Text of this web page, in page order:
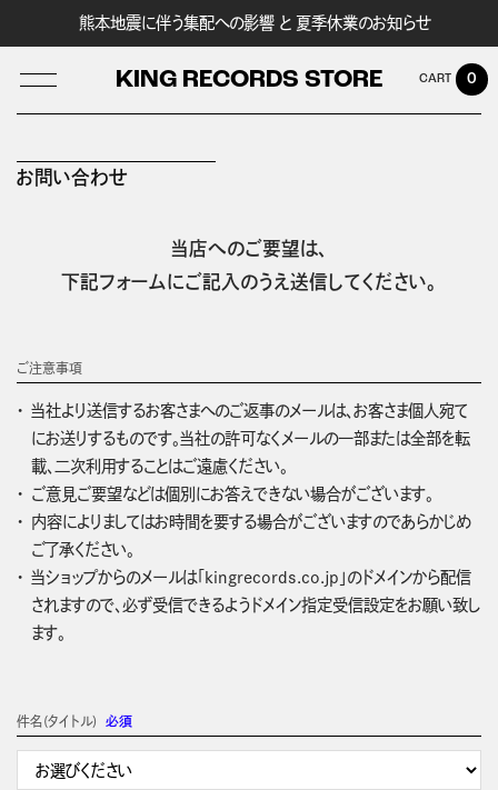
熊本地震に伴う集配への影響 と 夏季休業のお知らせ
KING RECORDS STORE 0
お問い合わせ
当店へのご要望は、
下記フォームにご記入のうえ送信してください。
ご注意事項
当社より送信するお客さまへのご返事のメールは、お客さま個人宛て
にお送りするものです。当社の許可なくメールの一部または全部を転
載、二次利用することはご遠慮ください。
ご意見ご要望などは個別にお答えできない場合がございます。
内容によりましてはお時間を要する場合がございますのであらかじめ
ご了承ください。
当ショップからのメールは「kingrecords.co.jp」のドメインから配信
されますので、必ず受信できるようドメイン指定受信設定をお願い致し
ます。
件名(タイトル) 必須